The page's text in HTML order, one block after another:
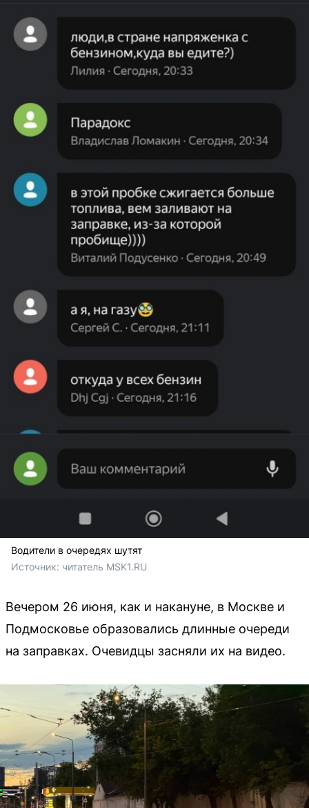
Водители в очередях шутят
Источник: читатель MSK1.RU
Вечером 26 июня, как и накануне, в Москве и
Подмосковье образовались длинные очереди
на заправках. Очевидцы засняли их на видео.